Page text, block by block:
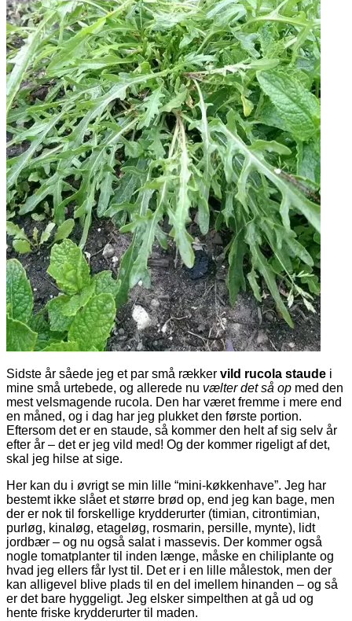
Sidste år såede jeg et par små rækker vild rucola staude i
mine små urtebede, og allerede nu vælter det så op med den
mest velsmagende rucola. Den har været fremme i mere end
en måned, og i dag har jeg plukket den første portion.
Eftersom det er en staude, så kommer den helt af sig selv år
efter år – det er jeg vild med! Og der kommer rigeligt af det,
skal jeg hilse at sige.
Her kan du i øvrigt se min lille “mini-køkkenhave”. Jeg har
bestemt ikke slået et større brød op, end jeg kan bage, men
der er nok til forskellige krydderurter (timian, citrontimian,
purløg, kinaløg, etageløg, rosmarin, persille, mynte), lidt
jordbær – og nu også salat i massevis. Der kommer også
nogle tomatplanter til inden længe, måske en chiliplante og
hvad jeg ellers får lyst til. Det er i en lille målestok, men der
kan alligevel blive plads til en del imellem hinanden – og så
er det bare hyggeligt. Jeg elsker simpelthen at gå ud og
hente friske krydderurter til maden.